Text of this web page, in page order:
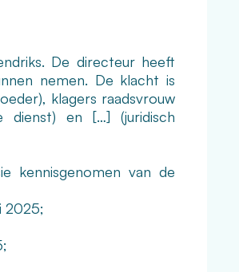
De directeur heeft
nemen. De klacht is
klagers raadsvrouw
dienst) en […] (juridisch
kennisgenomen van de
2025;